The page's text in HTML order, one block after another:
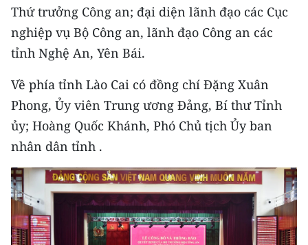
TRI THỨC CHUYÊN SÂU
54 DÂN TỘC VIỆT NAM
CHƯƠNG TRÌNH OCOP - MỖI XÃ
MỘT SẢN PHẨM
RADIO
MEDIA CENTER
E-Magazine
Video
Thứ trưởng Công an; đại diện lãnh đạo các Cục
nghiệp vụ Bộ Công an, lãnh đạo Công an các
tỉnh Nghệ An, Yên Bái.
Về phía tỉnh Lào Cai có đồng chí Đặng Xuân
Phong, Ủy viên Trung ương Đảng, Bí thư Tỉnh
ủy; Hoàng Quốc Khánh, Phó Chủ tịch Ủy ban
nhân dân tỉnh .